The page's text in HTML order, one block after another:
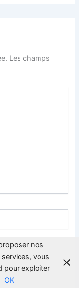
Les champs
nos
vous
pour exploiter
OK